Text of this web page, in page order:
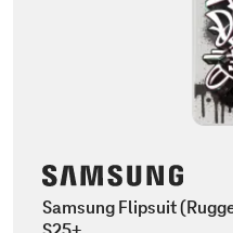
Samsung Flipsuit